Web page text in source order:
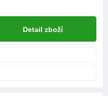
Detail zboží